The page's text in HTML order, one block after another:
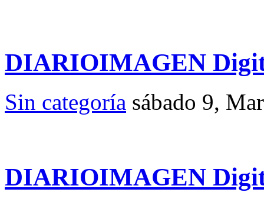
DIARIOIMAGEN
Sin categoría sábado 9,
DIARIOIMAGEN